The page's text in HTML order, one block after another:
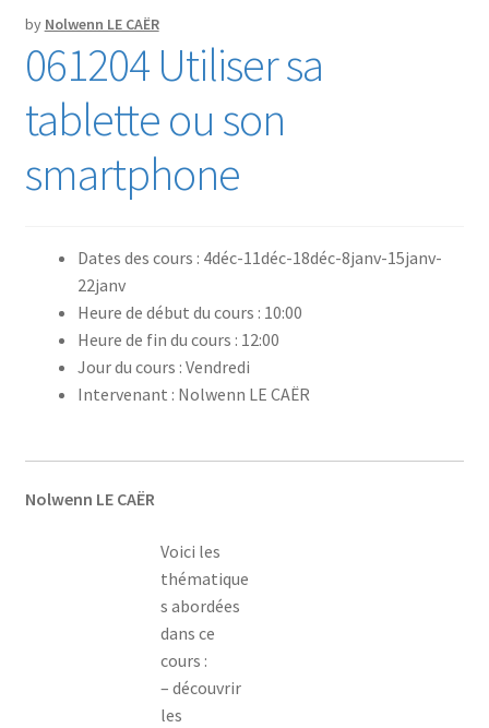
by Nolwenn LE CAËR
061204 Utiliser sa
tablette ou son
smartphone
Dates des cours : 4déc-11déc-18déc-8janv-15janv-
22janv
Heure de début du cours : 10:00
Heure de fin du cours : 12:00
Jour du cours : Vendredi
Intervenant : Nolwenn LE CAËR
Nolwenn LE CAËR
Voici les
thématique
s abordées
dans ce
cours :
– découvrir
les